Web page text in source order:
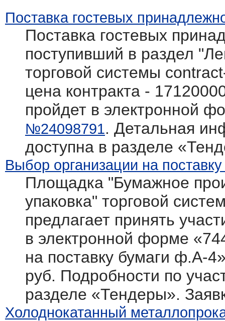
Поставка гостевых
Поставка гостевых
поступивший в раздел
торговой системы
цена контракта -
пройдет в электронной
№24098791. Детальная
доступна в разделе
Выбор организации на
Площадка "Бумажное
упаковка" торговой
предлагает принять
в электронной форме
на поставку бумаги ф.А-
руб. Подробности по
разделе «Тендеры».
Холоднокатанный